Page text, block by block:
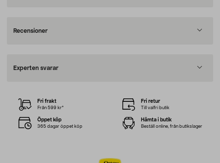
Recensioner
Experten svarar
Fri frakt
Från 599 kr*
Fri retur
Till valfri butik
Öppet köp
365 dagar öppet köp
Hämta i butik
Beställ online, från butikslager